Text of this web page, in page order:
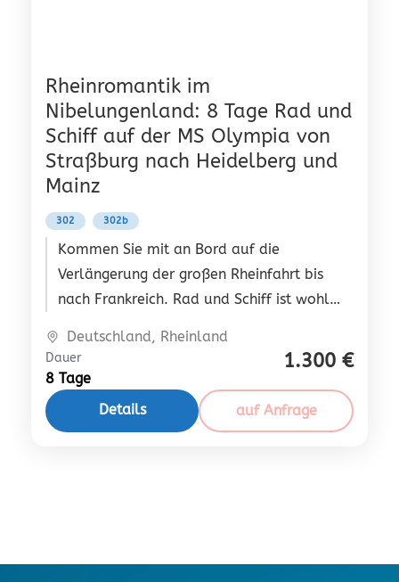
Rheinromantik im
Nibelungenland: 8 Tage Rad und
Schiff auf der MS Olympia von
Straßburg nach Heidelberg und
Mainz
302 302b
Kommen Sie mit an Bord auf die
Verlängerung der großen Rheinfahrt bis
nach Frankreich. Rad und Schiff ist wohl
und Burgen zu erleben.
Deutschland, Rheinland
Dauer
8 Tage
1.300 €
Details auf Anfrage